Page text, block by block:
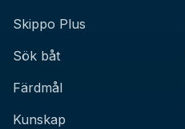
Skippo Plus
Sök båt
Färdmål
Kunskap